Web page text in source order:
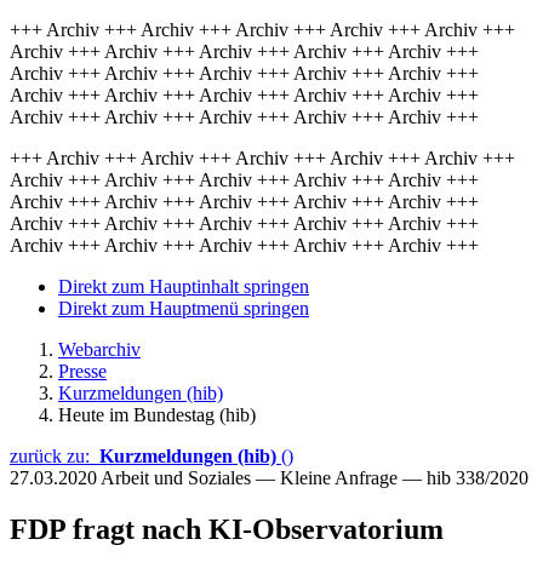
+++ Archiv +++ Archiv +++ Archiv +++ Archiv +++ Archiv +++
Archiv +++ Archiv +++ Archiv +++ Archiv +++ Archiv +++
Archiv +++ Archiv +++ Archiv +++ Archiv +++ Archiv +++
Archiv +++ Archiv +++ Archiv +++ Archiv +++ Archiv +++
Archiv +++ Archiv +++ Archiv +++ Archiv +++ Archiv +++
+++ Archiv +++ Archiv +++ Archiv +++ Archiv +++ Archiv +++
Archiv +++ Archiv +++ Archiv +++ Archiv +++ Archiv +++
Archiv +++ Archiv +++ Archiv +++ Archiv +++ Archiv +++
Archiv +++ Archiv +++ Archiv +++ Archiv +++ Archiv +++
Archiv +++ Archiv +++ Archiv +++ Archiv +++ Archiv +++
Direkt zum Hauptinhalt springen
Direkt zum Hauptmenü springen
Webarchiv
Presse
Kurzmeldungen (hib)
Heute im Bundestag (hib)
zurück zu: Kurzmeldungen (hib) ()
27.03.2020 Arbeit und Soziales — Kleine Anfrage — hib 338/2020
FDP fragt nach KI-Observatorium